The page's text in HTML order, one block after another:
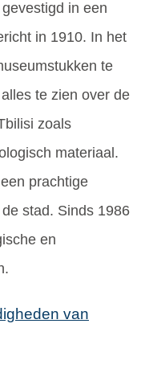
in een
in 1910. In het
te
te zien over de
zoals
materiaal.
prachtige
stad. Sinds 1986
en
van